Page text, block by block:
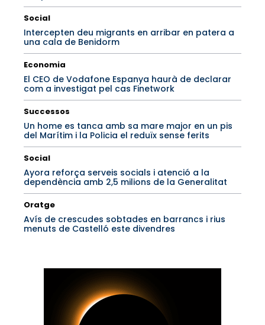
Social
Intercepten deu migrants en arribar en patera a
una cala de Benidorm
Economia
El CEO de Vodafone Espanya haurà de declarar
com a investigat pel cas Finetwork
Successos
Un home es tanca amb sa mare major en un pis
del Marítim i la Policia el reduïx sense ferits
Social
Ayora reforça serveis socials i atenció a la
dependència amb 2,5 milions de la Generalitat
Oratge
Avís de crescudes sobtades en barrancs i rius
menuts de Castelló este divendres